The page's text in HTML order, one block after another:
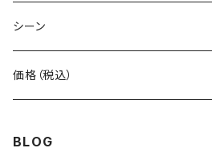
BOOKMAN
carb
シーン
自転車
価格（税込）
BLOG